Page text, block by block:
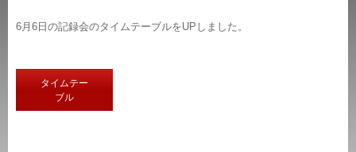
6月6日の記録会のタイムテーブルをUPしました。
タイムテー
ブル